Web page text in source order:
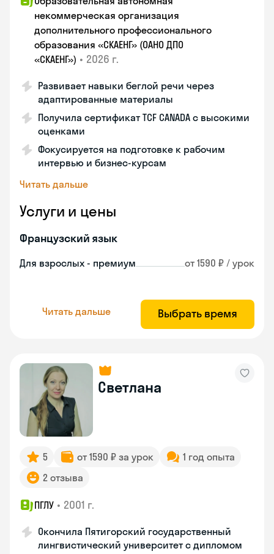
некоммерческая организация
дополнительного профессионального
образования «СКАЕНГ» (ОАНО ДПО
«СКАЕНГ») • 2026 г.
Развивает навыки беглой речи через
адаптированные материалы
Получила сертификат TCF CANADA с высокими
оценками
Фокусируется на подготовке к рабочим
интервью и бизнес-курсам
Читать дальше
Услуги и цены
Французский язык
Для взрослых - премиум от 1590 ₽ / урок
Читать дальше Выбрать время
Светлана
5 от 1590 ₽ за урок
1 год опыта
2 отзыва
ПГЛУ • 2001 г.
Окончила Пятигорский государственный
лингвистический университет с дипломом